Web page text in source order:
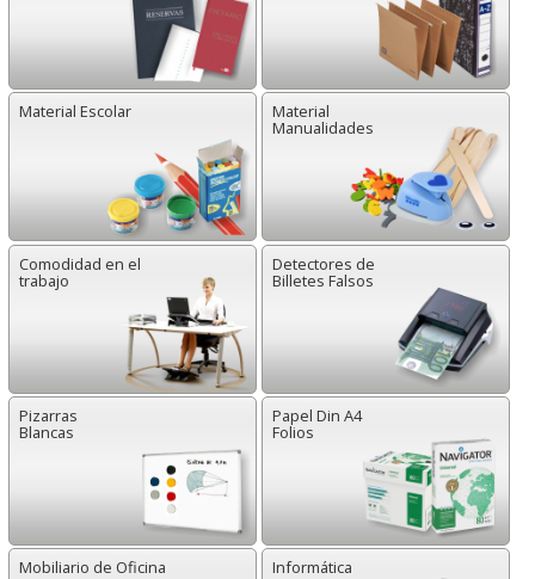
Material Escolar Material
Manualidades
Comodidad en el
trabajo
Detectores de
Billetes Falsos
Pizarras
Blancas
Papel Din A4
Folios
Mobiliario de Oficina Informática